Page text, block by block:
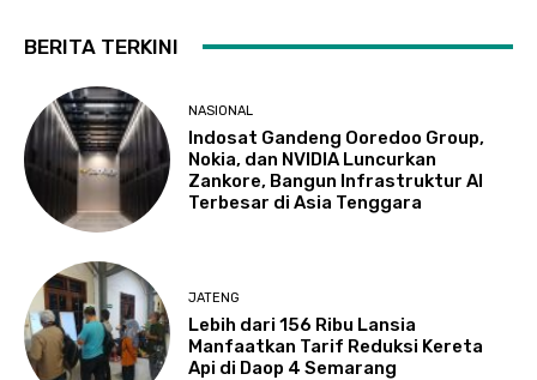
BERITA TERKINI
NASIONAL
Indosat Gandeng Ooredoo Group,
Nokia, dan NVIDIA Luncurkan
Zankore, Bangun Infrastruktur AI
Terbesar di Asia Tenggara
JATENG
Lebih dari 156 Ribu Lansia
Manfaatkan Tarif Reduksi Kereta
Api di Daop 4 Semarang